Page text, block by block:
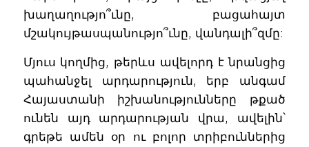
խաղաղությո՞ւնը, բացահայտ
մշակույթասպանությո՞ւնը, վանդալի՞զմը:
Մյուս կողմից, թերևս ավելորդ է նրանցից
պահանջել արդարություն, երբ անգամ
Հայաստանի իշխանությունները թքած
ունեն այդ արդարության վրա, ավելին՝
գրեթե ամեն օր ու բոլոր տրիբուններից